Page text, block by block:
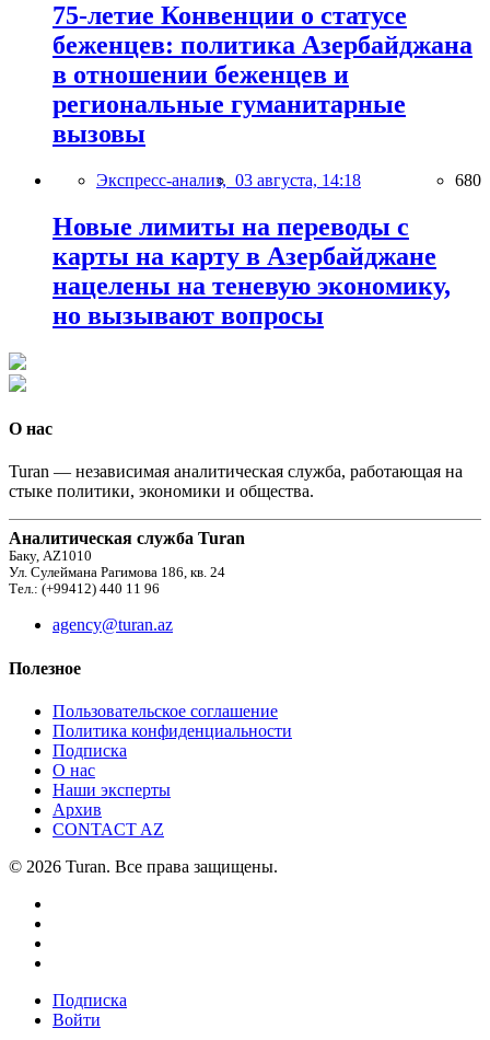
75-летие Конвенции о статусе
беженцев: политика Азербайджана
в отношении беженцев и
региональные гуманитарные
вызовы
Экспресс-анализ, 03 августа, 14:18 680
Новые лимиты на переводы с
карты на карту в Азербайджане
нацелены на теневую экономику,
но вызывают вопросы
О нас
Turan — независимая аналитическая служба, работающая на
стыке политики, экономики и общества.
Аналитическая служба Turan
Баку, AZ1010
Ул. Сулеймана Рагимова 186, кв. 24
Тел.: (+99412) 440 11 96
agency@turan.az
Полезное
Пользовательское соглашение
Политика конфиденциальности
Подписка
О нас
Наши эксперты
Архив
CONTACT AZ
© 2026 Turan. Все права защищены.
Подписка
Войти